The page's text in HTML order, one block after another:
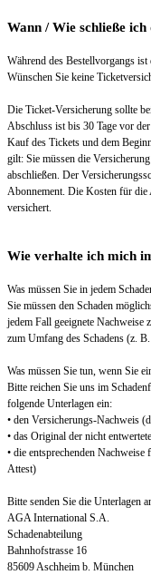
Wann / Wie schließe
Während des Bestellvorgangs
Wünschen Sie keine
Die Ticket-Versicherung sollte
Abschluss ist bis 30 Tage vor
Kauf des Tickets und dem
gilt: Sie müssen die
abschließen. Der
Abonnement. Die Kosten für
versichert.
Wie verhalte ich mich
Was müssen Sie in jedem
Sie müssen den Schaden
jedem Fall geeignete Nachweise
zum Umfang des Schadens (z.
Was müssen Sie tun, wenn Sie
Bitte reichen Sie uns im
folgende Unterlagen ein:
• den Versicherungs-Nachweis
• das Original der nicht
• die entsprechenden
Attest)
Bitte senden Sie die Unterlagen
AGA International S.A.
Schadenabteilung
Bahnhofstrasse 16
85609 Aschheim b. München